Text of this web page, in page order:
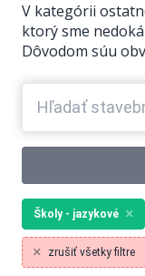
V kategórii
ktorý sme
Dôvodom súu
Školy - jazykové
zrušiť všetky filtre